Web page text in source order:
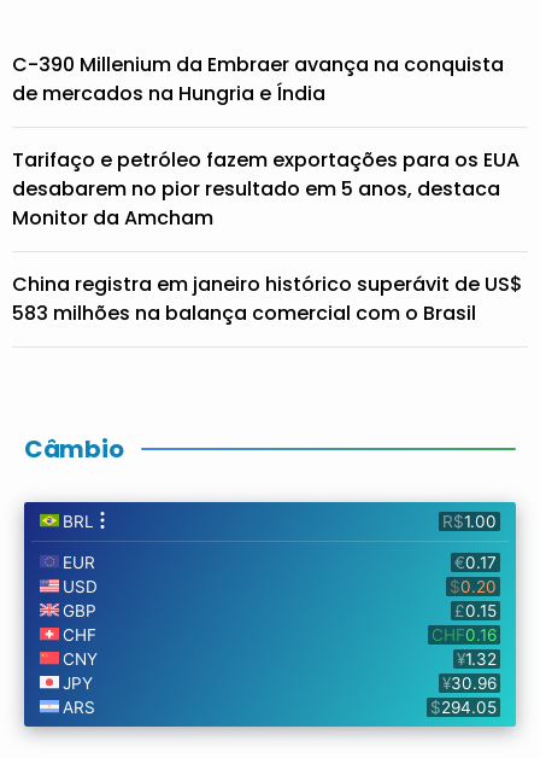
C-390 Millenium da Embraer avança na conquista
de mercados na Hungria e Índia
Tarifaço e petróleo fazem exportações para os EUA
desabarem no pior resultado em 5 anos, destaca
Monitor da Amcham
China registra em janeiro histórico superávit de US$
583 milhões na balança comercial com o Brasil
Câmbio